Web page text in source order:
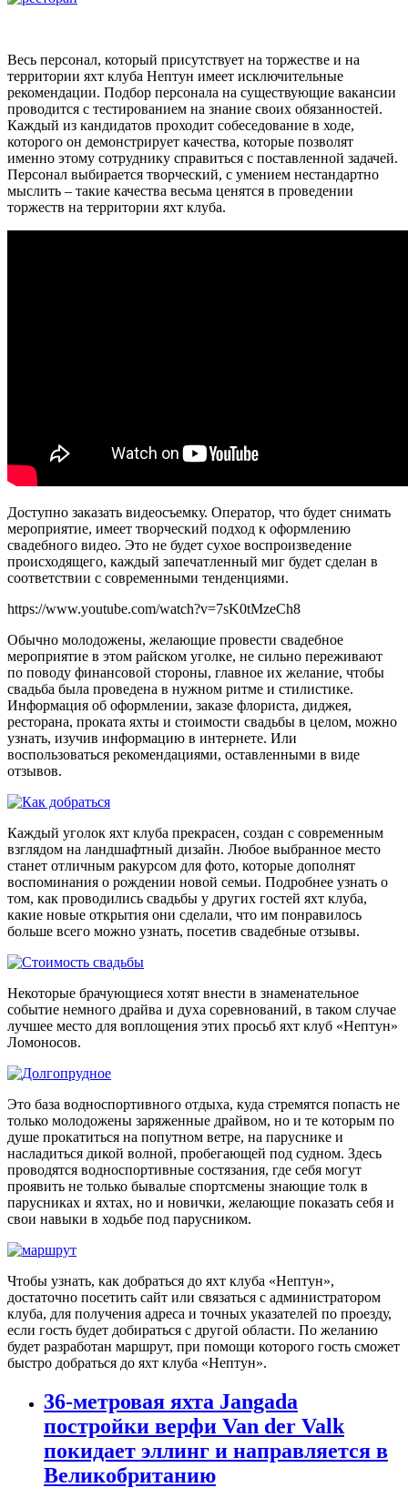
Весь персонал, который присутствует на торжестве и на
территории яхт клуба Нептун имеет исключительные
рекомендации. Подбор персонала на существующие вакансии
проводится с тестированием на знание своих обязанностей.
Каждый из кандидатов проходит собеседование в ходе,
которого он демонстрирует качества, которые позволят
именно этому сотруднику справиться с поставленной задачей.
Персонал выбирается творческий, с умением нестандартно
мыслить – такие качества весьма ценятся в проведении
торжеств на территории яхт клуба.
Доступно заказать видеосъемку. Оператор, что будет снимать
мероприятие, имеет творческий подход к оформлению
свадебного видео. Это не будет сухое воспроизведение
происходящего, каждый запечатленный миг будет сделан в
соответствии с современными тенденциями.
https://www.youtube.com/watch?v=7sK0tMzeCh8
Обычно молодожены, желающие провести свадебное
мероприятие в этом райском уголке, не сильно переживают
по поводу финансовой стороны, главное их желание, чтобы
свадьба была проведена в нужном ритме и стилистике.
Информация об оформлении, заказе флориста, диджея,
ресторана, проката яхты и стоимости свадьбы в целом, можно
узнать, изучив информацию в интернете. Или
воспользоваться рекомендациями, оставленными в виде
отзывов.
Каждый уголок яхт клуба прекрасен, создан с современным
взглядом на ландшафтный дизайн. Любое выбранное место
станет отличным ракурсом для фото, которые дополнят
воспоминания о рождении новой семьи. Подробнее узнать о
том, как проводились свадьбы у других гостей яхт клуба,
какие новые открытия они сделали, что им понравилось
больше всего можно узнать, посетив свадебные отзывы.
Некоторые брачующиеся хотят внести в знаменательное
событие немного драйва и духа соревнований, в таком случае
лучшее место для воплощения этих просьб яхт клуб «Нептун»
Ломоносов.
Это база водноспортивного отдыха, куда стремятся попасть не
только молодожены заряженные драйвом, но и те которым по
душе прокатиться на попутном ветре, на паруснике и
насладиться дикой волной, пробегающей под судном. Здесь
проводятся водноспортивные состязания, где себя могут
проявить не только бывалые спортсмены знающие толк в
парусниках и яхтах, но и новички, желающие показать себя и
свои навыки в ходьбе под парусником.
Чтобы узнать, как добраться до яхт клуба «Нептун»,
достаточно посетить сайт или связаться с администратором
клуба, для получения адреса и точных указателей по проезду,
если гость будет добираться с другой области. По желанию
будет разработан маршрут, при помощи которого гость сможет
быстро добраться до яхт клуба «Нептун».
36-метровая яхта Jangada
постройки верфи Van der Valk
покидает эллинг и направляется в
Великобританию